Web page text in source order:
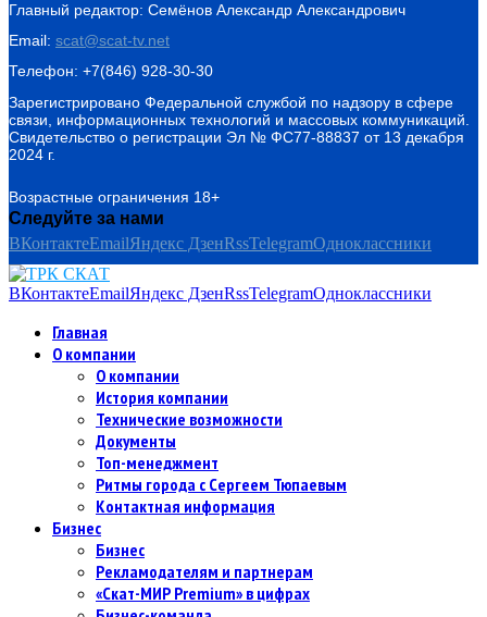
Главный редактор: Семёнов Александр Александрович
Email: scat@scat-tv.net
Телефон: +7(846) 928-30-30
Зарегистрировано Федеральной службой по надзору в сфере
связи, информационных технологий и массовых коммуникаций.
Свидетельство о регистрации Эл № ФС77-88837 от 13 декабря
2024 г.
Возрастные ограничения 18+
Следуйте за нами
ВКонтактеEmailЯндекс ДзенRssTelegramОдноклассники
ВКонтактеEmailЯндекс ДзенRssTelegramОдноклассники
Главная
О компании
О компании
История компании
Технические возможности
Документы
Топ-менеджмент
Ритмы города с Сергеем Тюпаевым
Контактная информация
Бизнес
Бизнес
Рекламодателям и партнерам
«Скат-МИР Premium» в цифрах